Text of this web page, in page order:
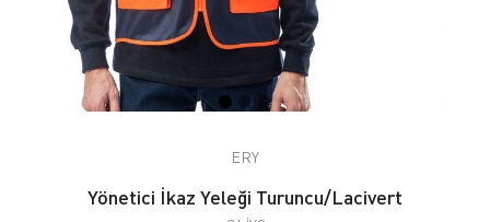
ERY
Yönetici İkaz Yeleği Turuncu/Lacivert